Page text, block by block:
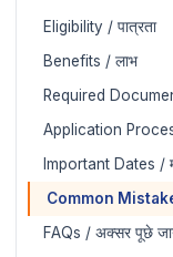
Eligibility / पात्रता
Benefits / लाभ
Required
Application
Important Dates /
Common
FAQs / अक्सर पूछे